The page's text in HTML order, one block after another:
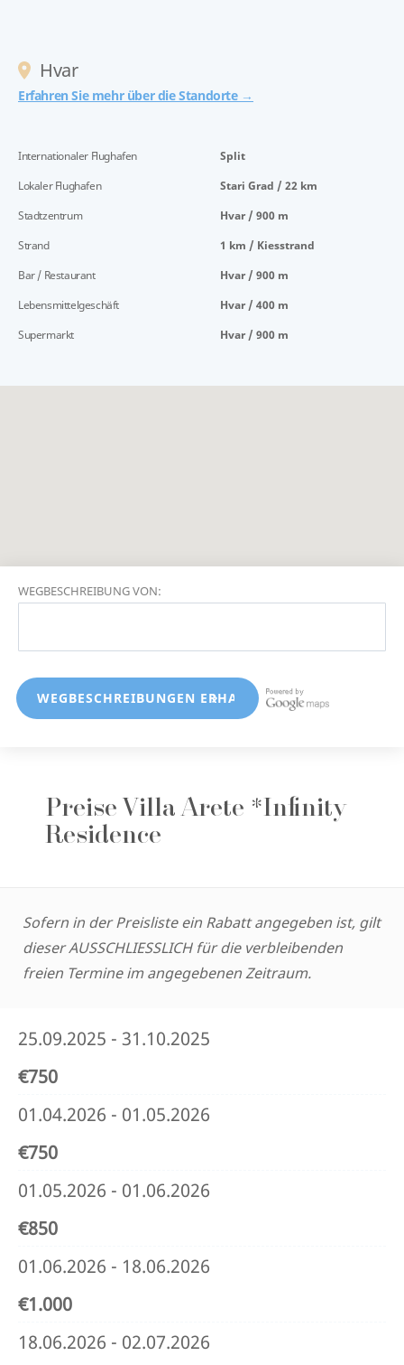
Hvar
Erfahren Sie mehr über die Standorte →
Internationaler Flughafen
Lokaler Flughafen
Stadtzentrum
Strand
Bar / Restaurant
Lebensmittelgeschäft
Supermarkt
Split
Stari Grad / 22 km
Hvar / 900 m
1 km / Kiesstrand
Hvar / 900 m
Hvar / 400 m
Hvar / 900 m
WEGBESCHREIBUNG VON:
Preise Villa Arete *Infinity
Residence
Sofern in der Preisliste ein Rabatt angegeben ist, gilt
dieser AUSSCHLIESSLICH für die verbleibenden
freien Termine im angegebenen Zeitraum.
25.09.2025 - 31.10.2025
€750
01.04.2026 - 01.05.2026
€750
01.05.2026 - 01.06.2026
€850
01.06.2026 - 18.06.2026
€1.000
18.06.2026 - 02.07.2026